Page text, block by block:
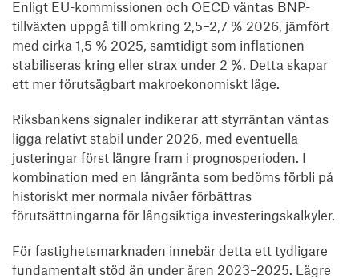
Enligt EU-kommissionen och OECD väntas BNP-
tillväxten uppgå till omkring 2,5–2,7 % 2026, jämfört
med cirka 1,5 % 2025, samtidigt som inflationen
stabiliseras kring eller strax under 2 %. Detta skapar
ett mer förutsägbart makroekonomiskt läge.
Riksbankens signaler indikerar att styrräntan väntas
ligga relativt stabil under 2026, med eventuella
justeringar först längre fram i prognosperioden. I
kombination med en långränta som bedöms förbli på
historiskt mer normala nivåer förbättras
förutsättningarna för långsiktiga investeringskalkyler.
För fastighetsmarknaden innebär detta ett tydligare
fundamentalt stöd än under åren 2023–2025. Lägre